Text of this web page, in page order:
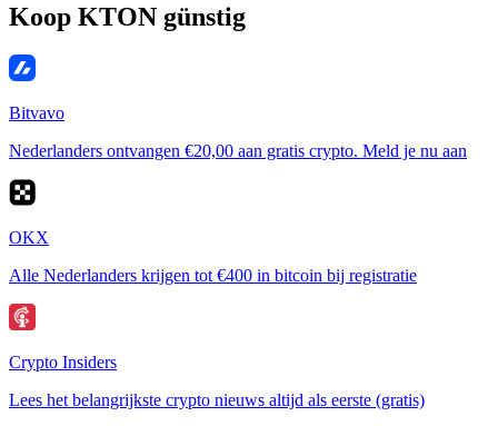
Koop KTON günstig
Bitvavo
Nederlanders ontvangen €20,00 aan gratis crypto. Meld je nu aan
OKX
Alle Nederlanders krijgen tot €400 in bitcoin bij registratie
Crypto Insiders
Lees het belangrijkste crypto nieuws altijd als eerste (gratis)